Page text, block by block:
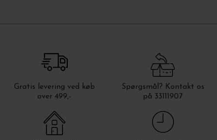
Gratis levering ved køb
over 499,-
Spørgsmål? Kontakt os
på 33111907